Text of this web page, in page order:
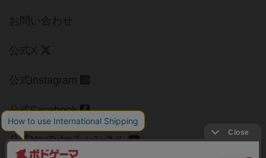
お問い合わせ
公式X
公式instagram
公式Facebook
公式YouTubeチャンネル